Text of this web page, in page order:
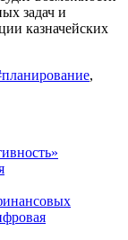
задач и
казначейских
,